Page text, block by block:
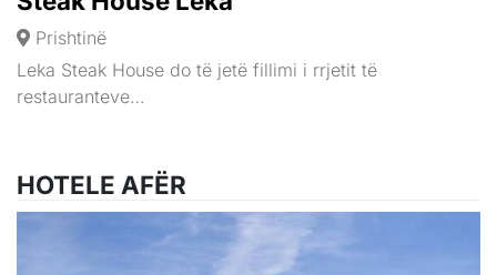
Prishtinë
Leka Steak House do të jetë fillimi i rrjetit të
restauranteve…
HOTELE AFËR